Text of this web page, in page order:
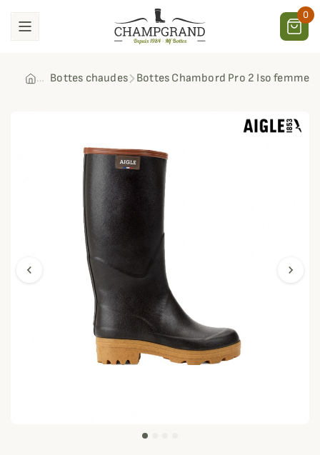
0
Bottes chaudes Bottes Chambord Pro 2 Iso femme
chevron_left chevron_right